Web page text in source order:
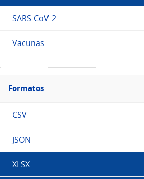
SARS-CoV-2
Vacunas
Filtro
Formatos
Formatos
CSV
JSON
XLSX